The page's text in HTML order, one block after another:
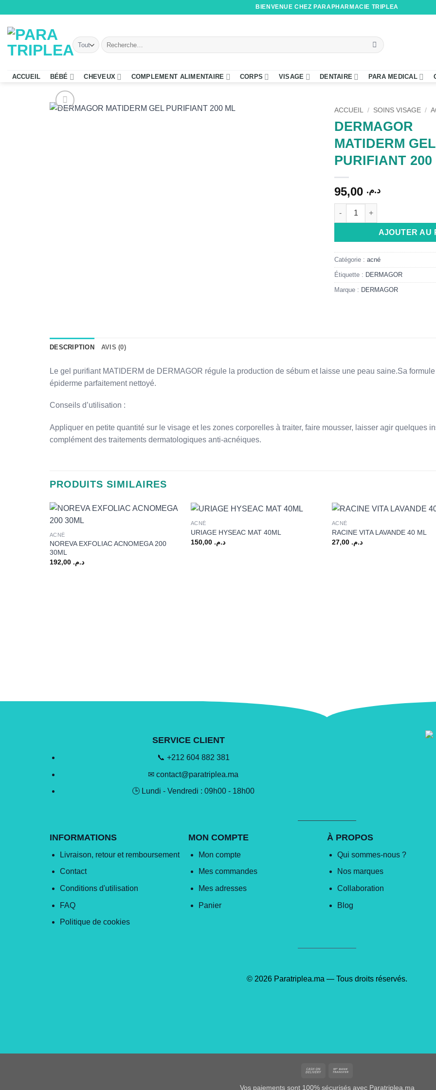
contenu
BIENVENUE CHEZ PARAPHARMACIE TRIPLEA
Recherche
pour :
ACCUEIL BÉBÉ CHEVEUX COMPLEMENT ALIMENTAIRE CORPS VISAGE DENTAIRE PARA MEDICAL
ACCUEIL / SOINS VISAGE /
DERMAGOR
MATIDERM GEL
PURIFIANT 200
د.م.
quantité de DERMAGOR
AJOUTER AU
Alternative:
Catégorie : acné
Étiquette : DERMAGOR
Marque : DERMAGOR
DESCRIPTION AVIS (0)
Le gel purifiant MATIDERM de DERMAGOR régule la production de sébum et laisse une peau saine.Sa
épiderme parfaitement nettoyé.
Conseils d’utilisation :
Appliquer en petite quantité sur le visage et les zones corporelles à traiter, faire mousser, laisser agir quelques
complément des traitements dermatologiques anti-acnéiques.
PRODUITS SIMILAIRES
+
ACNÉ
NOREVA EXFOLIAC ACNOMEGA 200
30ML
د.م. 192,00
+
ACNÉ
URIAGE HYSEAC MAT 40ML
د.م. 150,00
+
ACNÉ
RACINE VITA LAVANDE 40 ML
د.م. 27,00
SERVICE CLIENT
📞 +212 604 882 381
✉ contact@paratriplea.ma
🕒 Lundi - Vendredi : 09h00 - 18h00
INFORMATIONS
Livraison, retour et remboursement
Contact
Conditions d'utilisation
FAQ
Politique de cookies
MON COMPTE
Mon compte
Mes commandes
Mes adresses
Panier
À PROPOS
Qui sommes-nous ?
Nos marques
Collaboration
Blog
© 2026 Paratriplea.ma — Tous droits réservés.
Cash
Vos paiements sont 100% sécurisés avec Paratriplea.ma